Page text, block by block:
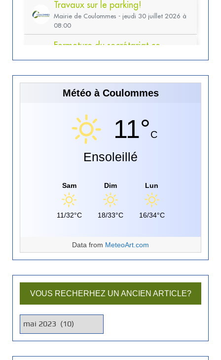
Météo à Coulommes
11°C
Ensoleillé
Sam
11/32°C
Dim
18/33°C
Lun
16/34°C
Data from MeteoArt.com
VOUS RECHERHEZ UN ANCIEN ARTICLE?
o
u
s